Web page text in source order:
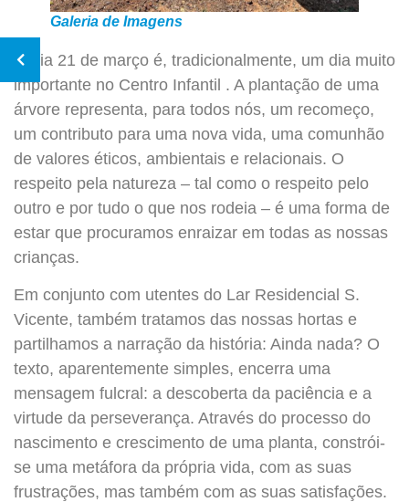
Galeria de Imagens
O dia 21 de março é, tradicionalmente, um dia muito
importante no Centro Infantil . A plantação de uma
árvore representa, para todos nós, um recomeço,
um contributo para uma nova vida, uma comunhão
de valores éticos, ambientais e relacionais. O
respeito pela natureza – tal como o respeito pelo
outro e por tudo o que nos rodeia – é uma forma de
estar que procuramos enraizar em todas as nossas
crianças.
Em conjunto com utentes do Lar Residencial S.
Vicente, também tratamos das nossas hortas e
partilhamos a narração da história: Ainda nada? O
texto, aparentemente simples, encerra uma
mensagem fulcral: a descoberta da paciência e a
virtude da perseverança. Através do processo do
nascimento e crescimento de uma planta, constrói-
se uma metáfora da própria vida, com as suas
frustrações, mas também com as suas satisfações.